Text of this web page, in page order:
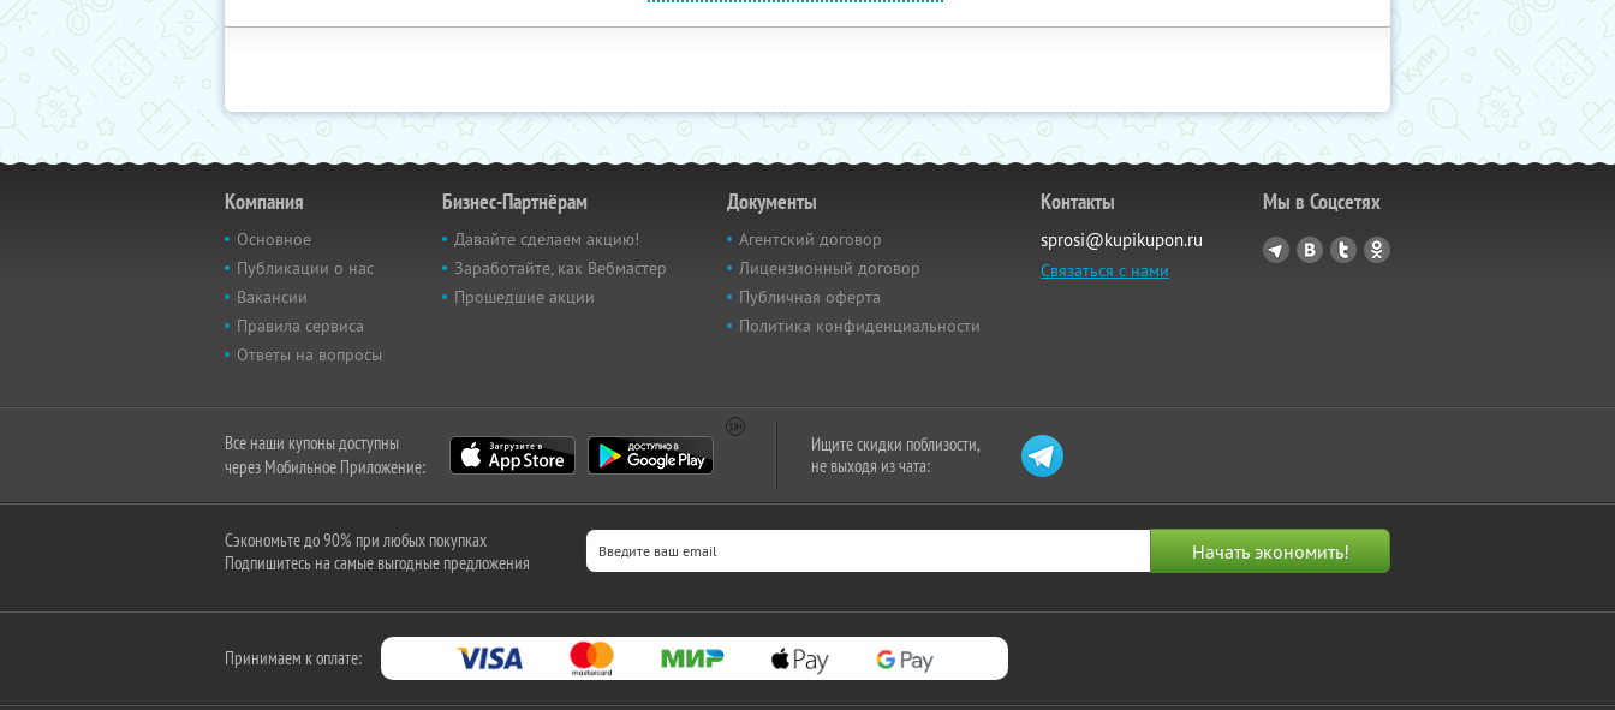
Компания
Основное
Публикации о нас
Вакансии
Правила сервиса
Ответы на вопросы
Бизнес-Партнёрам
Давайте сделаем акцию!
Заработайте, как Вебмастер
Прошедшие акции
Документы
Агентский договор
Лицензионный договор
Публичная оферта
Политика конфиденциальности
Контакты
sprosi@kupikupon.ru
Связаться с нами
Мы в Соцсетях
Все наши купоны доступны
через Мобильное Приложение:
Ищите скидки поблизости,
не выходя из чата:
Сэкономьте до 90% при любых покупках
Подпишитесь на самые выгодные предложения
Принимаем к оплате: